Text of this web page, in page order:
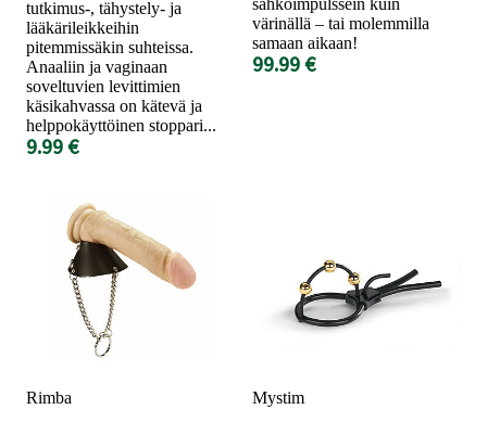
tutkimus-, tähystely- ja
lääkärileikkeihin
pitemmissäkin suhteissa.
Anaaliin ja vaginaan
soveltuvien levittimien
käsikahvassa on kätevä ja
helppokäyttöinen stoppari...
9.99 €
värinällä – tai molemmilla
samaan aikaan!
99.99 €
Rimba Mystim